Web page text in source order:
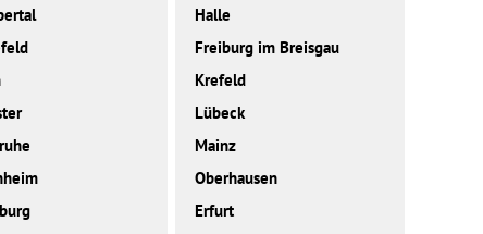
Halle
Freiburg im Breisgau
Krefeld
Lübeck
Mainz
Oberhausen
Erfurt